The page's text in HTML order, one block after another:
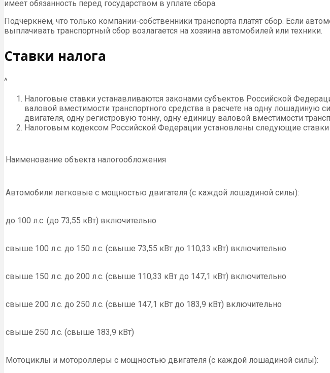
имеет обязанность перед государством в уплате сбора.
Подчеркнём, что только компании-собственники транспорта платят сбор. Если
выплачивать транспортный сбор возлагается на хозяина автомобилей или техники.
Ставки налога
^
Налоговые ставки устанавливаются законами субъектов Российской
валовой вместимости транспортного средства в расчете на одну лошадиную
двигателя, одну регистровую тонну, одну единицу валовой вместимости
Налоговым кодексом Российской Федерации установлены следующие ставки
Наименование объекта налогообложения
Автомобили легковые с мощностью двигателя (с каждой лошадиной силы):
до 100 л.с. (до 73,55 кВт) включительно
свыше 100 л.с. до 150 л.с. (свыше 73,55 кВт до 110,33 кВт) включительно
свыше 150 л.с. до 200 л.с. (свыше 110,33 кВт до 147,1 кВт) включительно
свыше 200 л.с. до 250 л.с. (свыше 147,1 кВт до 183,9 кВт) включительно
свыше 250 л.с. (свыше 183,9 кВт)
Мотоциклы и мотороллеры с мощностью двигателя (с каждой лошадиной силы):